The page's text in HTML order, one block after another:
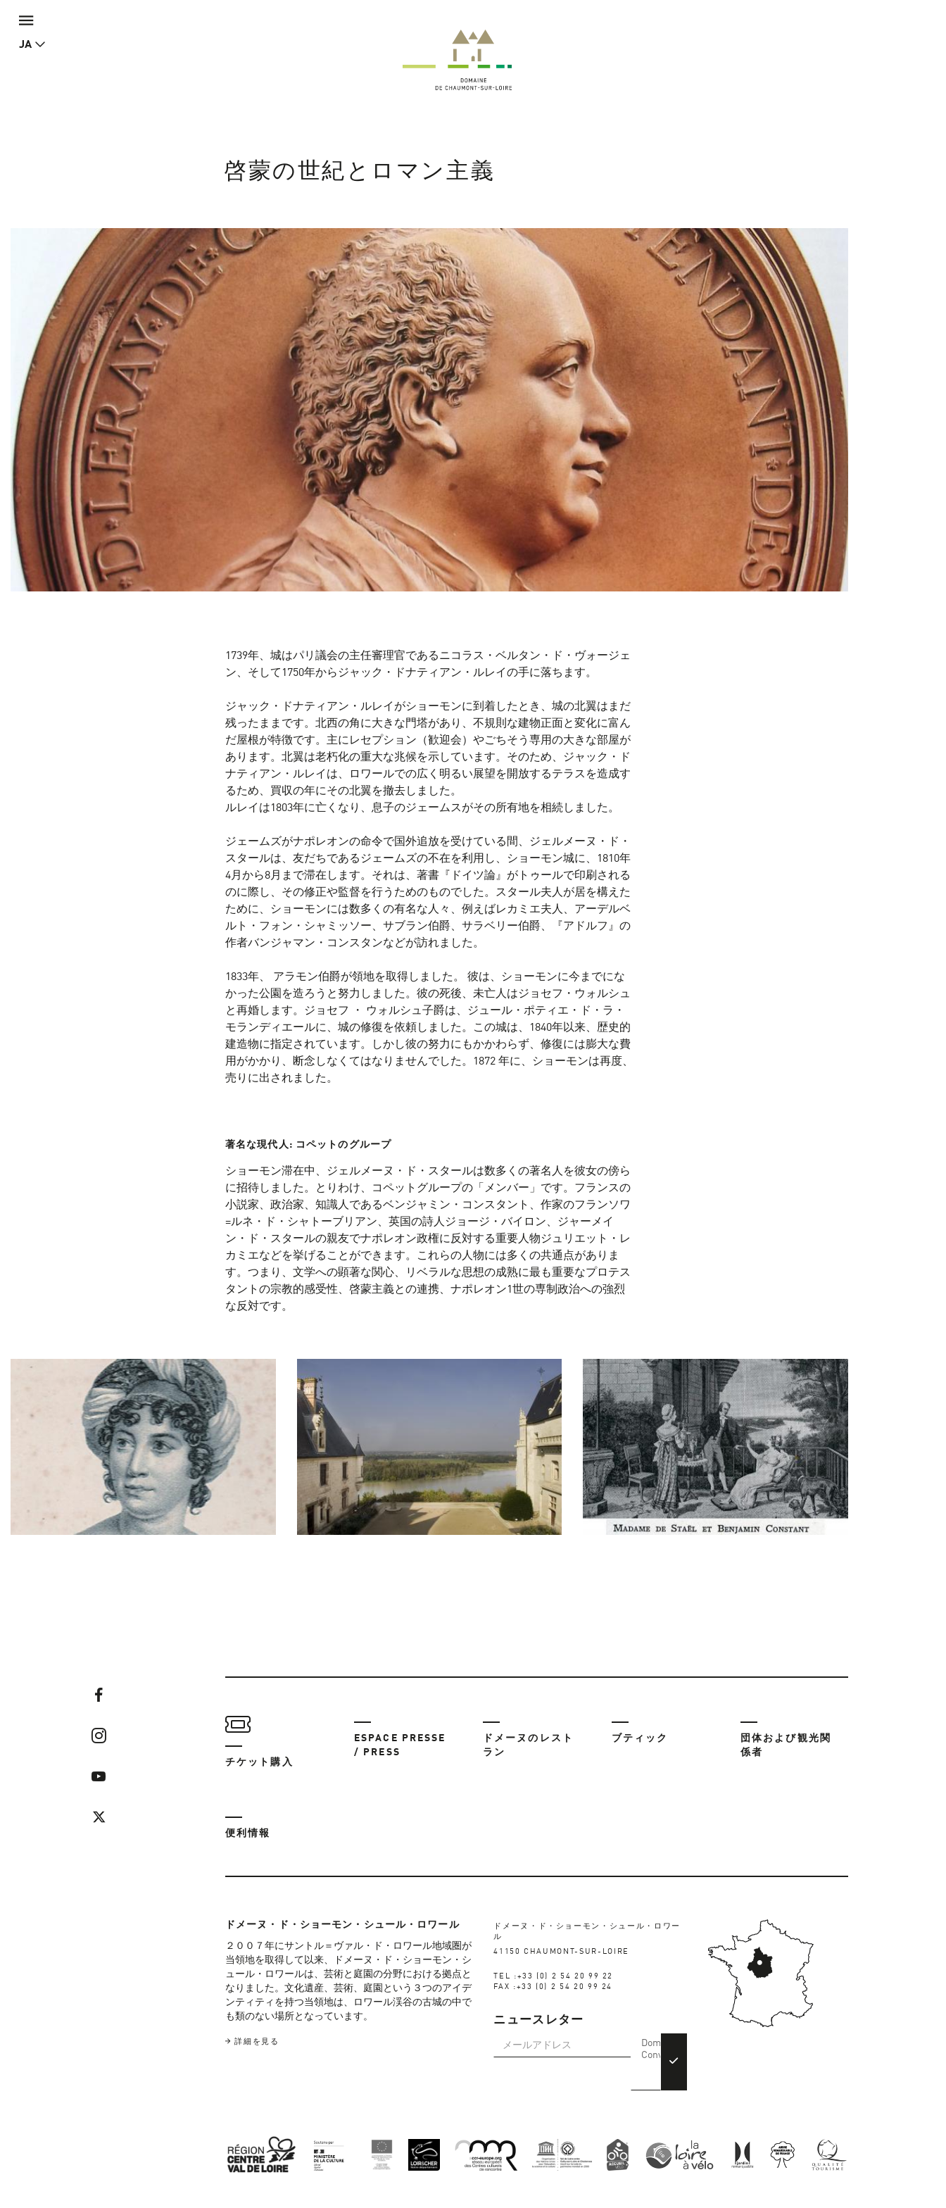
JA
啓蒙の世紀とロマン主義
1739年、城はパリ議会の主任審理官であるニコラス・ベルタン・ド・ヴォージェ
ン、そして1750年からジャック・ドナティアン・ルレイの手に落ちます。
ジャック・ドナティアン・ルレイがショーモンに到着したとき、城の北翼はまだ
残ったままです。北西の角に大きな門塔があり、不規則な建物正面と変化に富ん
だ屋根が特徴です。主にレセプション（歓迎会）やごちそう専用の大きな部屋が
あります。北翼は老朽化の重大な兆候を示しています。そのため、ジャック・ド
ナティアン・ルレイは、ロワールでの広く明るい展望を開放するテラスを造成す
るため、買収の年にその北翼を撤去しました。
ルレイは1803年に亡くなり、息子のジェームスがその所有地を相続しました。
ジェームズがナポレオンの命令で国外追放を受けている間、ジェルメーヌ・ド・
スタールは、友だちであるジェームズの不在を利用し、ショーモン城に、1810年
4月から8月まで滞在します。それは、著書『ドイツ論』がトゥールで印刷される
のに際し、その修正や監督を行うためのものでした。スタール夫人が居を構えた
ために、ショーモンには数多くの有名な人々、例えばレカミエ夫人、アーデルベ
ルト・フォン・シャミッソー、サブラン伯爵、サラベリー伯爵、『アドルフ』の
作者バンジャマン・コンスタンなどが訪れました。
1833年、 アラモン伯爵が領地を取得しました。 彼は、ショーモンに今までにな
かった公園を造ろうと努力しました。彼の死後、未亡人はジョセフ・ウォルシュ
と再婚します。ジョセフ ・ ウォルシュ子爵は、ジュール・ポティエ・ド・ラ・
モランディエールに、城の修復を依頼しました。この城は、1840年以来、歴史的
建造物に指定されています。しかし彼の努力にもかかわらず、修復には膨大な費
用がかかり、断念しなくてはなりませんでした。1872 年に、ショーモンは再度、
売りに出されました。
著名な現代人 : コペットのグループ
ショーモン滞在中、ジェルメーヌ・ド・スタールは数多くの著名人を彼女の傍ら
に招待しました。とりわけ、コペットグループの「メンバー」です。フランスの
小説家、政治家、知識人であるベンジャミン・コンスタント、作家のフランソワ
=ルネ・ド・シャトーブリアン、英国の詩人ジョージ・バイロン、ジャーメイ
ン・ド・スタールの親友でナポレオン政権に反対する重要人物ジュリエット・レ
カミエなどを挙げることができます。これらの人物には多くの共通点がありま
す。つまり、文学への顕著な関心、リベラルな思想の成熟に最も重要なプロテス
タントの宗教的感受性、啓蒙主義との連携、ナポレオン1世の専制政治への強烈
な反対です。
チケット購入
ESPACE PRESSE
/ PRESS
ドメーヌのレスト
ラン
ブティック
団体および観光関
係者
便利情報
ドメーヌ・ド・ショーモン・シュール・ロワール
２００７年にサントル＝ヴァル・ド・ロワール地域圏が
当領地を取得して以来、ドメーヌ・ド・ショーモン・シ
ュール・ロワールは、芸術と庭園の分野における拠点と
なりました。文化遺産、芸術、庭園という３つのアイデ
ンティティを持つ当領地は、ロワール渓谷の古城の中で
も類のない場所となっています。
詳細を見る
ドメーヌ・ド・ショーモン・シュール・ロワー
ル
41150 CHAUMONT-SUR-LOIRE
TEL :+33 (0) 2 54 20 99 22
FAX :+33 (0) 2 54 20 99 24
ニュースレター